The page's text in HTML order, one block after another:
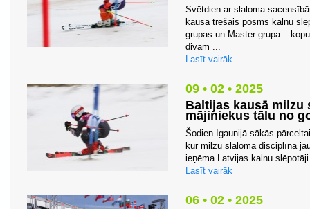
Svētdien ar slaloma
kausa trešais posms kalnu
grupas un Master grupa –
divām ...
Lasīt vairāk
09 • 02 • 2025
Baltijas kausā milzu
mājiniekus tālu no
Šodien Igaunijā sākās
kur milzu slaloma disciplīnā
ieņēma Latvijas kalnu
Lasīt vairāk
06 • 02 • 2025